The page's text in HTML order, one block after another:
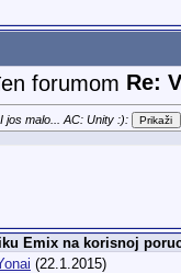
Re:
I jos malo... AC: Unity :):
Emix na korisnoj
(22.1.2015)